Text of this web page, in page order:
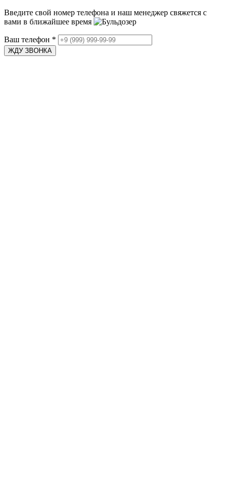
Введите свой номер телефона и наш менеджер свяжется с
вами в ближайшее время
Ваш телефон *